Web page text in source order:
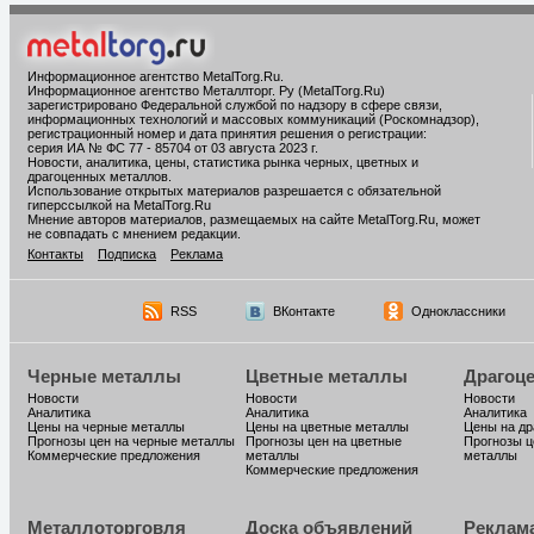
Информационное агентство MetalTorg.Ru
Информационное агентство Металлторг. Ру (MetalTorg.Ru)
зарегистрировано Федеральной службой по надзору в сфере связи,
информационных технологий и массовых коммуникаций (Роскомнадзор),
регистрационный номер и дата принятия решения о регистрации:
серия ИА № ФС 77 - 85704 от 03 августа 2023 г.
Новости, аналитика, цены, статистика рынка черных, цветных и
драгоценных металлов.
Использование открытых материалов разрешается с обязательной
гиперссылкой на MetalTorg.Ru
Мнение авторов материалов, размещаемых на сайте MetalTorg.Ru, может
не совпадать с мнением редакции.
Контакты
Подписка Реклама
RSS ВКонтакте Одноклассники
Черные металлы
Новости
Аналитика
Цены на черные металлы
Прогнозы цен на черные металлы
Коммерческие предложения
Цветные металлы
Новости
Аналитика
Цены на цветные металлы
Прогнозы цен на цветные
металлы
Коммерческие предложения
Новости
Аналитика
Цены на
Прогнозы
металлы
Металлоторговля Доска объявлений